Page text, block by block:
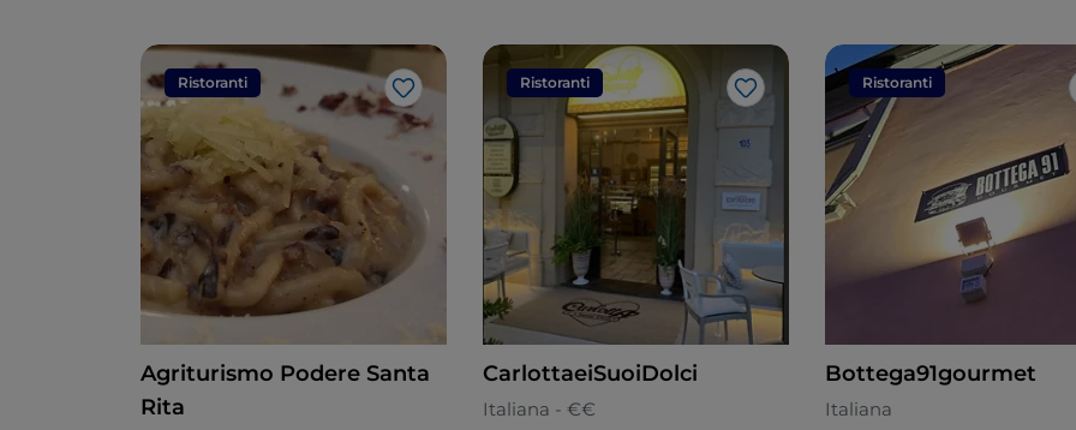
Ristoranti
Like
Agriturismo Podere Santa
Rita
Ristoranti
Like
CarlottaeiSuoiDolci
Italiana - €€
Ristoranti
Bottega91gourmet
Italiana